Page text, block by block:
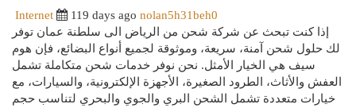
Internet 119 days ago nolan5h31beh0
إذا كنت تبحث عن شركة شحن من الرياض الى سلطنة عمان توفر
لك حلول شحن آمنة، سريعة، وموثوقة لجميع أنواع البضائع، فإن هوم
سيف هي الخيار الأمثل. نحن نوفر خدمات شحن متكاملة تشمل
العفش والأثاث، الطرود الصغيرة، الأجهزة الإلكترونية، والسيارات، مع
خيارات متعددة تشمل الشحن البري والجوي والبحري لتناسب حجم